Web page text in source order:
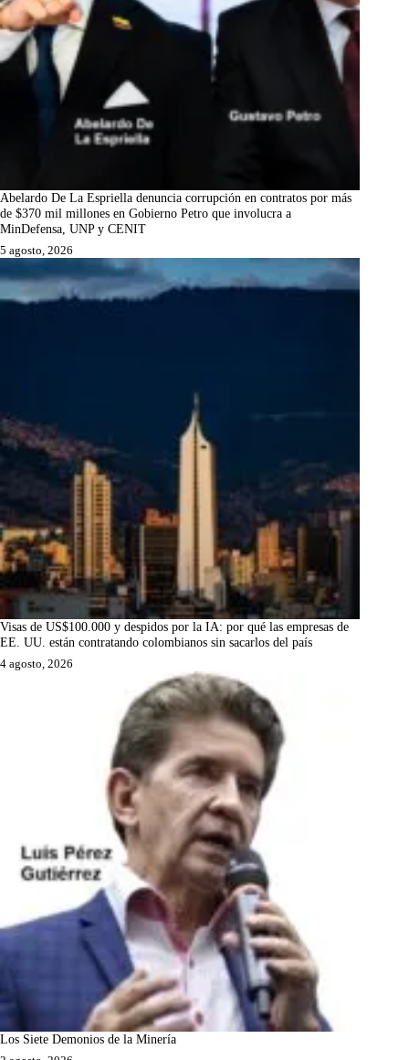
Abelardo De La Espriella denuncia corrupción en contratos por más
de $370 mil millones en Gobierno Petro que involucra a
MinDefensa, UNP y CENIT
5 agosto, 2026
Visas de US$100.000 y despidos por la IA: por qué las empresas de
EE. UU. están contratando colombianos sin sacarlos del país
4 agosto, 2026
Los Siete Demonios de la Minería